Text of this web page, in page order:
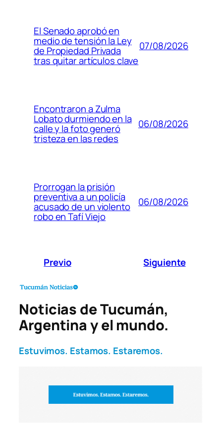
El Senado aprobó en
medio de tensión la Ley
de Propiedad Privada
tras quitar artículos clave
07/08/2026
Encontraron a Zulma
Lobato durmiendo en la
calle y la foto generó
tristeza en las redes
06/08/2026
Prorrogan la prisión
preventiva a un policía
acusado de un violento
robo en Tafí Viejo
06/08/2026
Previo Siguiente
Noticias de Tucumán,
Argentina y el mundo.
Estuvimos. Estamos. Estaremos.